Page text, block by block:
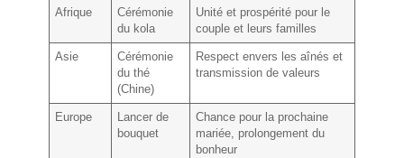
Afrique
Cérémonie
du kola
Unité et prospérité pour le
couple et leurs familles
Asie
Cérémonie
du thé
(Chine)
Respect envers les aînés et
transmission de valeurs
Europe
Lancer de
bouquet
Chance pour la prochaine
mariée, prolongement du
bonheur